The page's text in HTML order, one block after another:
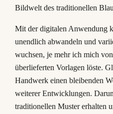
Bildwelt des traditionellen
Mit der digitalen Anwendung
unendlich abwandeln und
wuchsen, je mehr ich mich
überlieferten Vorlagen löste.
Handwerk einen bleibenden
weiterer Entwicklungen.
traditionellen Muster erhalten